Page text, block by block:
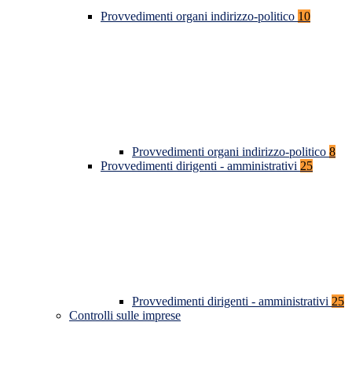
Provvedimenti organi indirizzo-politico 10
Provvedimenti organi indirizzo-politico 8
Provvedimenti dirigenti - amministrativi 25
Provvedimenti dirigenti - amministrativi 25
Controlli sulle imprese